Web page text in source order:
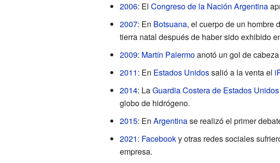
2006: El Congreso de la Nación Argentina
2007: En Botsuana, el cuerpo de un hombre
tierra natal después de haber sido exhibido
2009: Martín Palermoanotó un gol de
2011: En Estados Unidossalió a la venta el
2014: LaGuardia Costera de Estados Unidos
globo de hidrógeno.
2015: En Argentinase realizó el primer
2021: Facebooky otras redes sociales
empresa.